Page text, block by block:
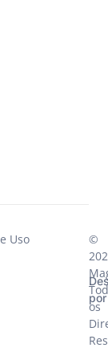
Uso
©
os
por